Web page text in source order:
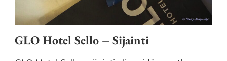
GLO Hotel Sello – Sijainti